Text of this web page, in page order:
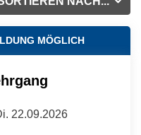
MÖGLICH
22.09.2026